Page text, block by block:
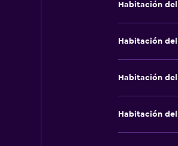
Habitación
Habitación
Habitación
Habitación